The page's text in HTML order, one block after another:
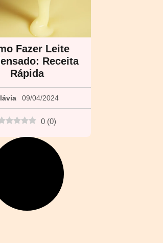
Fazer Leite
Receita
Rápida
09/04/2024
0 (0)